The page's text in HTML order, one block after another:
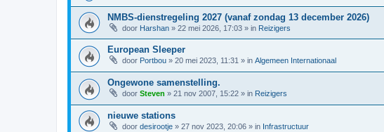
NMBS-dienstregeling 2027 (vanaf zondag 13 december 2026)
door Harshan » 22 mei 2026, 17:03 » in Reizigers
European Sleeper
door Portbou » 20 mei 2023, 11:31 » in Algemeen Internationaal
Ongewone samenstelling.
door Steven » 21 nov 2007, 15:22 » in Reizigers
nieuwe stations
door desirootje » 27 nov 2023, 20:06 » in Infrastructuur